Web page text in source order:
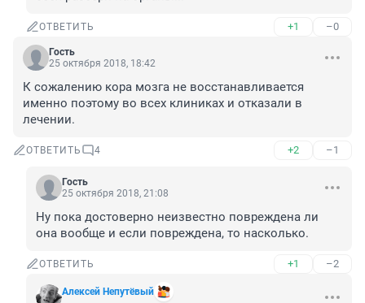
ОТВЕТИТЬ +1 –0
Гость
25 октября 2018, 18:42
К сожалению кора мозга не восстанавливается
именно поэтому во всех клиниках и отказали в
лечении.
ОТВЕТИТЬ 4 +2 –1
Гость
25 октября 2018, 21:08
Ну пока достоверно неизвестно повреждена ли
она вообще и если повреждена, то насколько.
ОТВЕТИТЬ +1 –2
Алексей Непутёвый